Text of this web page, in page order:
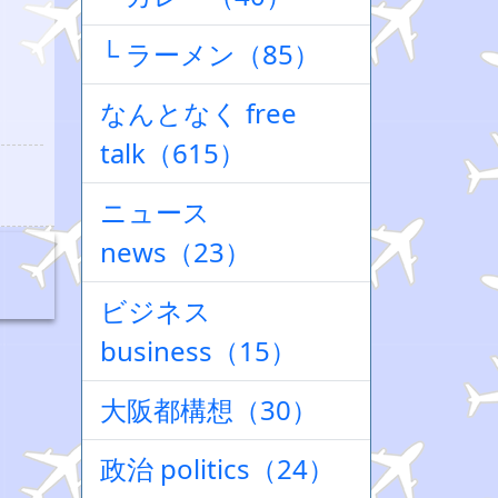
└ ラーメン（85）
なんとなく free
talk（615）
ニュース
news（23）
ビジネス
business（15）
大阪都構想（30）
政治 politics（24）